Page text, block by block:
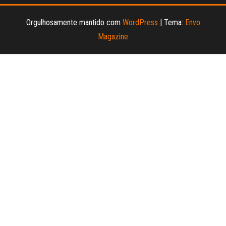
Orgulhosamente mantido com WordPress Tema: Envo
Magazine